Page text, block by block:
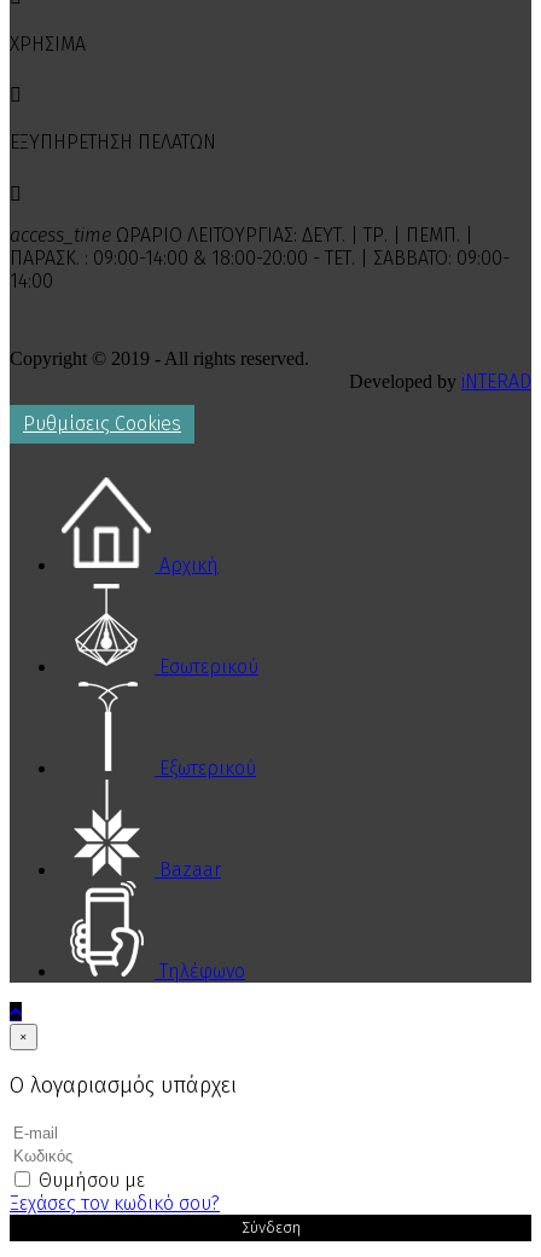
ΧΡΗΣΙΜΑ

ΕΞΥΠΗΡΕΤΗΣΗ ΠΕΛΑΤΩΝ

access_time ΩΡΑΡΙΟ ΛΕΙΤΟΥΡΓΙΑΣ: ΔΕΥΤ. | ΤΡ. | ΠΕΜΠ. |
ΠΑΡΑΣΚ. : 09:00-14:00 & 18:00-20:00 - ΤΕΤ. | ΣΑΒΒΑΤΟ: 09:00-
14:00
Copyright © 2019 - All rights reserved.
Developed by iNTERAD
Ρυθμίσεις Cookies
Αρχική
Εσωτερικού
Εξωτερικού
Bazaar
Τηλέφωνο
×
Ο λογαριασμός υπάρχει
Θυμήσου με
Ξεχάσες τον κωδικό σου?
Σύνδεση